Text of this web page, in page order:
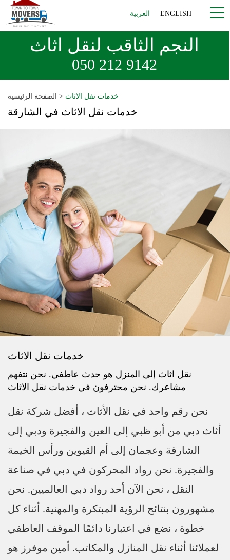
العربية ENGLISH
النجم الثاقب لنقل اثاث
050 212 9142
الصفحة الرئيسية > خدمات نقل الاثاث
خدمات نقل الاثاث في الشارقة
خدمات نقل الاثاث
نقل اثاث إلى المنزل هو حدث عاطفي. نحن نتفهم
مشاعرك. نحن محترفون في خدمات نقل الاثاث
نحن رقم واحد في نقل الأثاث ، أفضل شركة نقل
أثاث دبي من أبو ظبي إلى العين والفجيرة ودبي إلى
الشارقة وعجمان إلى أم القيوين ورأس الخيمة
والفجيرة. نحن رواد المحركون في دبي في صناعة
النقل ، نحن الآن أحد رواد دبي العالميين. نحن
مشهورون بنتائج الرؤية المبتكرة والمهنية. أثناء كل
خطوة ، نضع في اعتبارنا دائمًا الموقف العاطفي
لعملائنا أثناء نقل المنازل والمكاتب. أمين موفرز هو